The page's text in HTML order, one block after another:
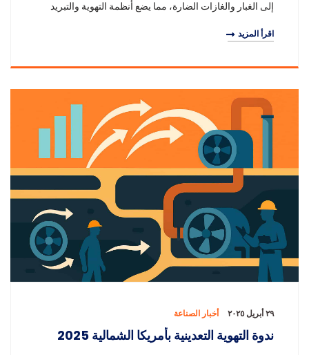
إلى الغبار والغازات الضارة، مما يضع أنظمة التهوية والتبريد
اقرأ المزيد
٢٩ أبريل ٢٠٢٥ أخبار الصناعة
ندوة التهوية التعدينية بأمريكا الشمالية 2025